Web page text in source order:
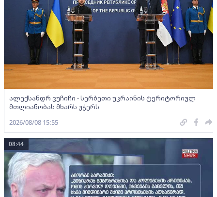
ალექსანდრ ვუჩიჩი - სერბეთი უკრაინის ტერიტორიულ
მთლიანობას მხარს უჭერს
2026/08/08 15:55
08:44